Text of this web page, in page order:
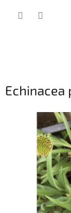
Echinacea